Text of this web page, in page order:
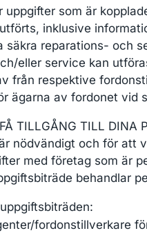
uppgifter som är
inklusive
säkra reparations- och
eller service kan
från respektive
ägarna av fordonet vid
TILLGÅNG TILL DINA
nödvändigt och för att
med företag som är
behandlar
fordonstillverkare